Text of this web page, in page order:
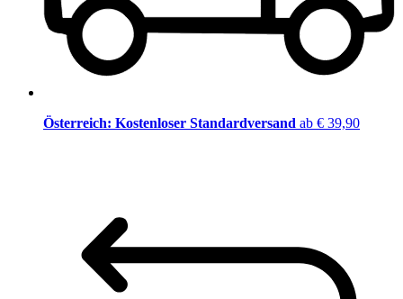
Österreich: Kostenloser Standardversand ab € 39,90